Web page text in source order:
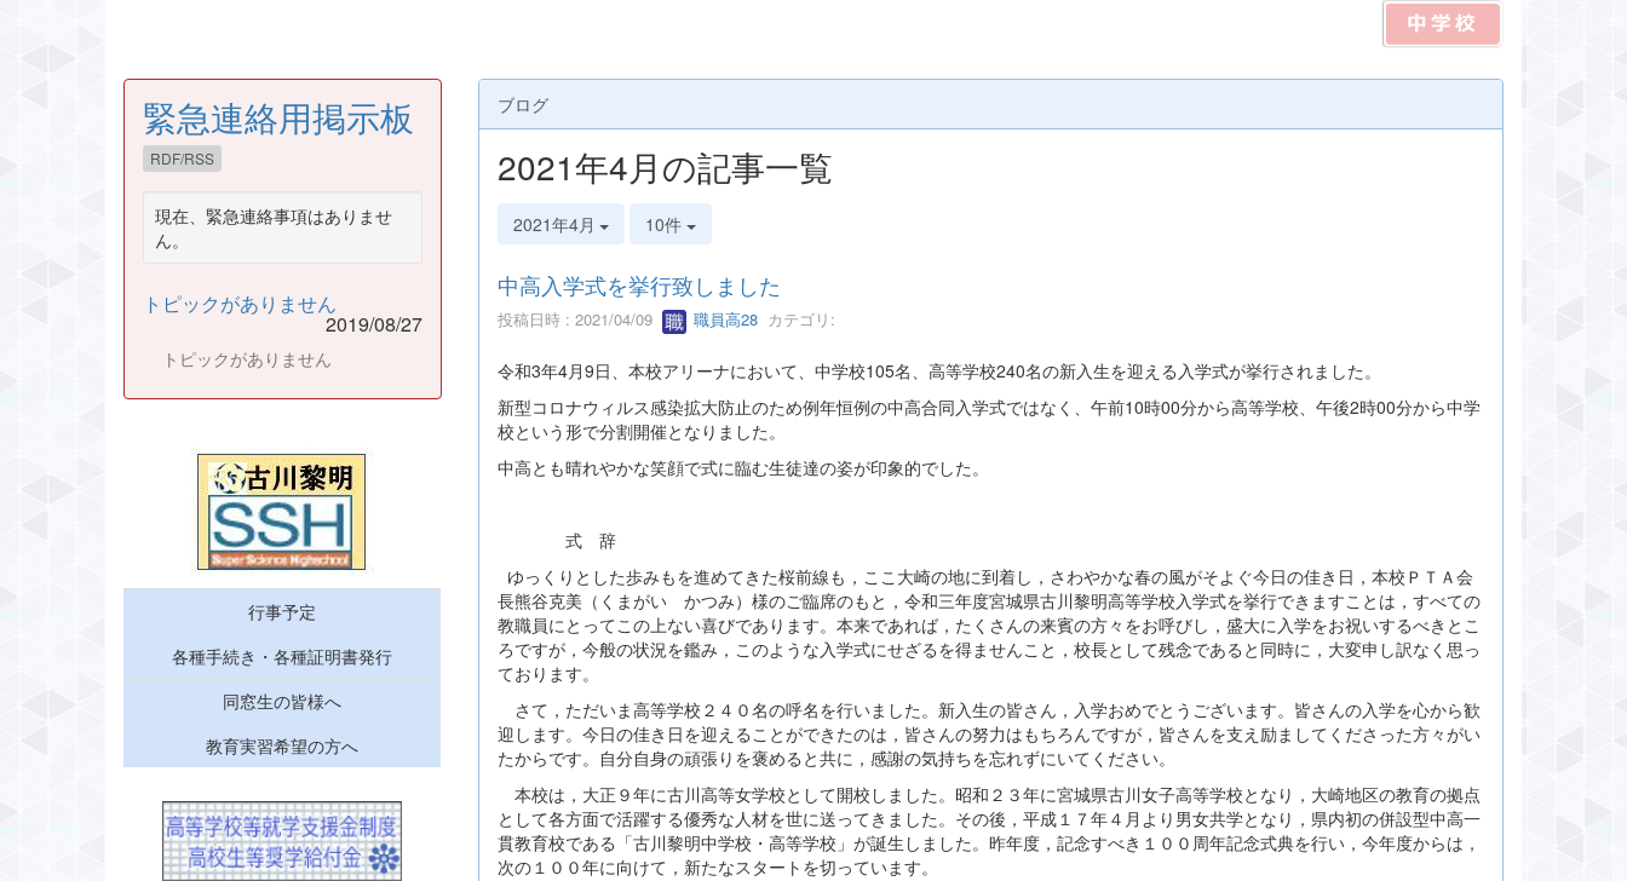
ブログ
2021年4月の記事一覧
2021年4月 10件
中高入学式を挙行致しました
投稿日時 : 2021/04/09 職員高28カテゴリ:
令和3年4月9日、本校アリーナにおいて、中学校105名、高等学校240名の新入生を迎える入学式が挙行されました。
新型コロナウィルス感染拡大防止のため例年恒例の中高合同入学式ではなく、午前10時00分から高等学校、午後2時00分から中学
校という形で分割開催となりました。
中高とも晴れやかな笑顔で式に臨む生徒達の姿が印象的でした。
式 辞
ゆっくりとした歩みもを進めてきた桜前線も，ここ大崎の地に到着し，さわやかな春の風がそよぐ今日の佳き日，本校ＰＴＡ会
長熊谷克美（くまがい かつみ）様のご臨席のもと，令和三年度宮城県古川黎明高等学校入学式を挙行できますことは，すべての
教職員にとってこの上ない喜びであります。本来であれば，たくさんの来賓の方々をお呼びし，盛大に入学をお祝いするべきとこ
ろですが，今般の状況を鑑み，このような入学式にせざるを得ませんこと，校長として残念であると同時に，大変申し訳なく思っ
ております。
さて，ただいま高等学校２４０名の呼名を行いました。新入生の皆さん，入学おめでとうございます。皆さんの入学を心から歓
迎します。今日の佳き日を迎えることができたのは，皆さんの努力はもちろんですが，皆さんを支え励ましてくださった方々がい
たからです。自分自身の頑張りを褒めると共に，感謝の気持ちを忘れずにいてください。
本校は，大正９年に古川高等女学校として開校しました。昭和２３年に宮城県古川女子高等学校となり，大崎地区の教育の拠点
として各方面で活躍する優秀な人材を世に送ってきました。その後，平成１７年４月より男女共学となり，県内初の併設型中高一
貫教育校である「古川黎明中学校・高等学校」が誕生しました。昨年度，記念すべき１００周年記念式典を行い，今年度からは，
次の１００年に向けて，新たなスタートを切っています。
緊急連絡用掲示板
RDF/RSS
現在、緊急連絡事項はありませ
ん。
トピックがありません
2019/08/27
トピックがありません
行事予定
各種手続き・各種証明書発行
同窓生の皆様へ
教育実習希望の方へ